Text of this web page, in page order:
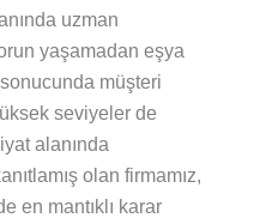
uzman
yaşamadan eşya
müşteri
seviyeler de
alanında
olan firmamız,
en mantıklı karar